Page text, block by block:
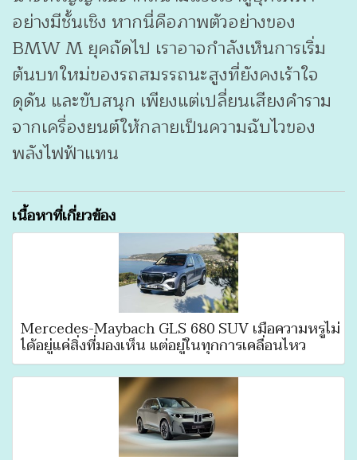
อย่างมีชั้นเชิง หากนี่คือภาพตัวอย่างของ
BMW M ยุคถัดไป เราอาจกำลังเห็นการเริ่ม
ต้นบทใหม่ของรถสมรรถนะสูงที่ยังคงเร้าใจ
ดุดัน และขับสนุก เพียงแต่เปลี่ยนเสียงคำราม
จากเครื่องยนต์ให้กลายเป็นความฉับไวของ
พลังไฟฟ้าแทน
เนื้อหาที่เกี่ยวข้อง
Mercedes-Maybach GLS 680 SUV เมื่อความหรูไม่
ได้อยู่แค่สิ่งที่มองเห็น แต่อยู่ในทุกการเคลื่อนไหว